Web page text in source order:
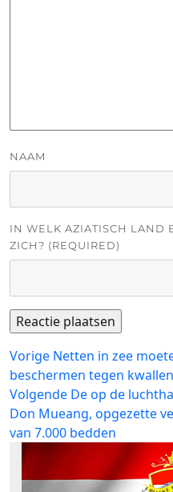
NAAM
IN WELK AZIATISCH LAND
ZICH? (REQUIRED)
Bericht
navigatie
Vorige Vorig
bericht:
Netten in zee
beschermen tegen kwallen
Volgende Volgend
bericht:
De op de
Don Mueang, opgezette
van 7.000 bedden